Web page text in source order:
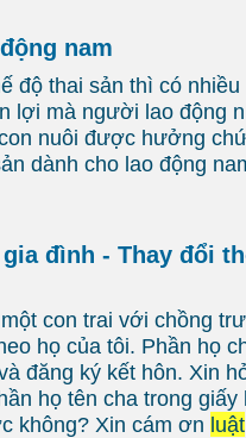
nam
độ thai sản thì có
lợi mà người lao động
nuôi được hưởng
dành cho lao động
gia đình - Thay đổi
con trai với chồng
họ của tôi. Phần họ
đăng ký kết hôn. Xin
họ tên cha trong giấy
không? Xin cám ơn luật